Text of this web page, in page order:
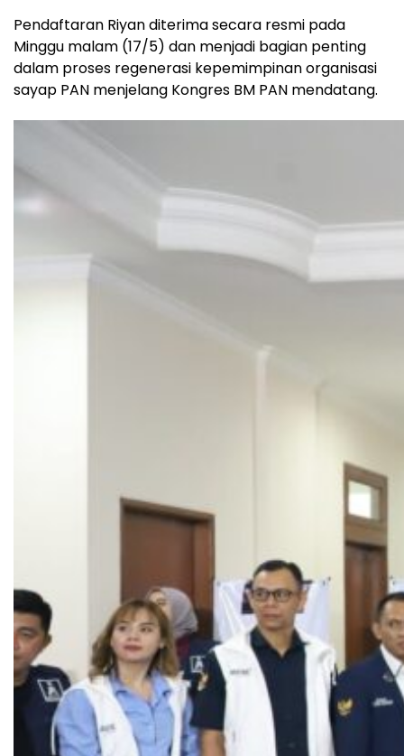
Pendaftaran Riyan diterima secara resmi pada
Minggu malam (17/5) dan menjadi bagian penting
dalam proses regenerasi kepemimpinan organisasi
sayap PAN menjelang Kongres BM PAN mendatang.